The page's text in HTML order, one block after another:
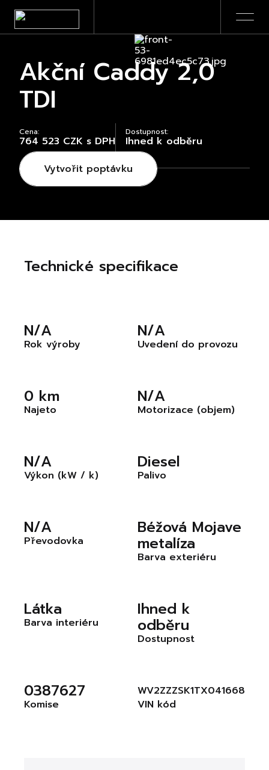
Akční Caddy 2,0
TDI
Cena:
764 523 CZK s DPH
Dostupnost:
Ihned k odběru
Vytvořit poptávku
Technické specifikace
N/A
Rok výroby
N/A
Uvedení do provozu
0 km
Najeto
N/A
Motorizace (objem)
N/A
Výkon (kW / k)
Diesel
Palivo
N/A
Převodovka
Béžová Mojave
metalíza
Barva exteriéru
Látka
Barva interiéru
Ihned k
odběru
Dostupnost
0387627
Komise
WV2ZZZSK1TX041668
VIN kód